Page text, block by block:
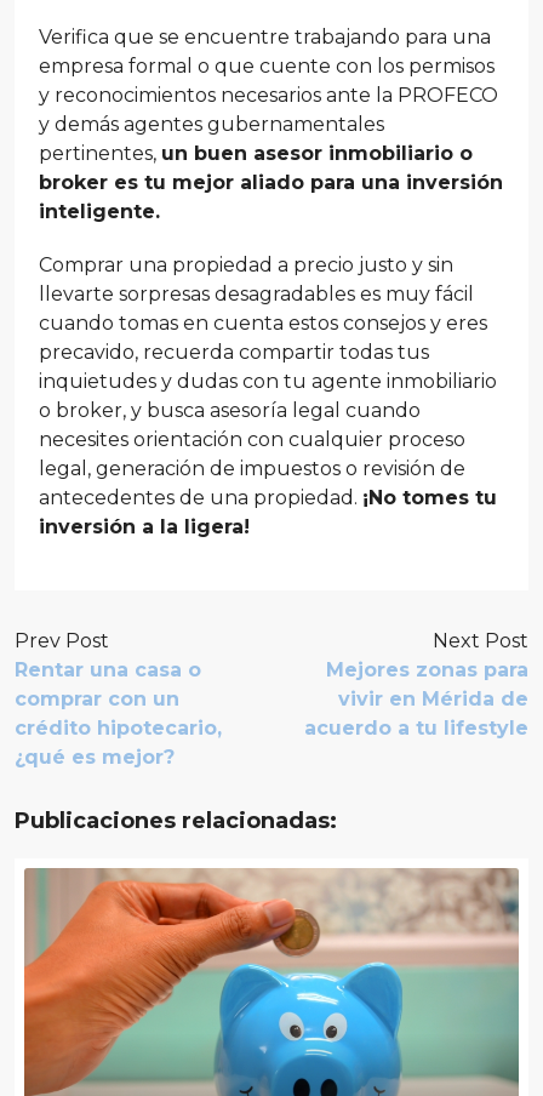
Verifica que se encuentre trabajando para una
empresa formal o que cuente con los permisos
y reconocimientos necesarios ante la PROFECO
y demás agentes gubernamentales
pertinentes, un buen asesor inmobiliario o
broker es tu mejor aliado para una inversión
inteligente.
Comprar una propiedad a precio justo y sin
llevarte sorpresas desagradables es muy fácil
cuando tomas en cuenta estos consejos y eres
precavido, recuerda compartir todas tus
inquietudes y dudas con tu agente inmobiliario
o broker, y busca asesoría legal cuando
necesites orientación con cualquier proceso
legal, generación de impuestos o revisión de
antecedentes de una propiedad. ¡No tomes tu
inversión a la ligera!
Prev Post
Rentar una casa o
comprar con un
crédito hipotecario,
¿qué es mejor?
Next Post
Mejores zonas para
vivir en Mérida de
acuerdo a tu lifestyle
Publicaciones relacionadas: